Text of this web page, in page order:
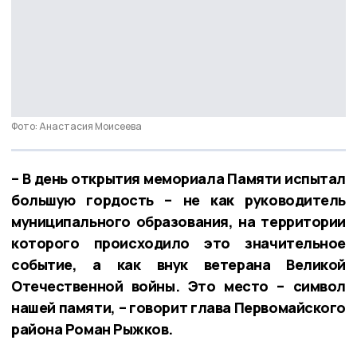
Фото: Анастасия Моисеева
– В день открытия мемориала Памяти испытал
большую гордость – не как руководитель
муниципального образования, на территории
которого происходило это значительное
событие, а как внук ветерана Великой
Отечественной войны. Это место – символ
нашей памяти, – говорит глава Первомайского
района Роман Рыжков.